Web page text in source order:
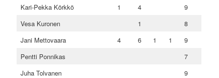
Kari-Pekka Körkkö
1 4
9
Vesa Kuronen
1
8
Jani Mettovaara
4 6 1 1
9
Pentti Ponnikas
7
Juha Tolvanen
9